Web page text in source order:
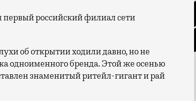
об открытии ходили давно, но не
одноименного бренда. Этой же осенью
знаменитый ритейл-гигант и рай